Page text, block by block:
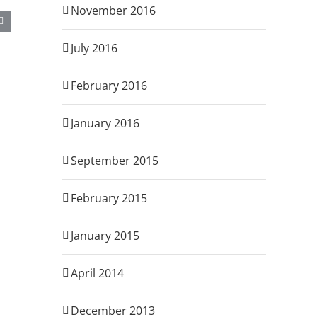
November 2016
July 2016
February 2016
January 2016
September 2015
February 2015
January 2015
April 2014
December 2013